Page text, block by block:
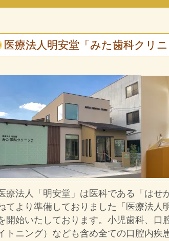
医療法人明安堂「みた歯科クリ
療法人「明安堂」は医科である「はせ
てより準備しておりました「医療法人
開始いたしております。小児歯科、口
トニング）なども含め全ての口腔内疾